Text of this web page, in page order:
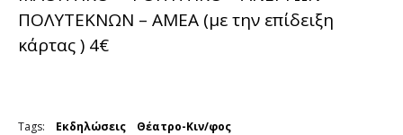
ΠΟΛΥΤΕΚΝΩΝ – ΑΜΕΑ (με την επίδειξη
κάρτας ) 4€
Tags: Εκδηλώσεις Θέατρο-Κιν/φος